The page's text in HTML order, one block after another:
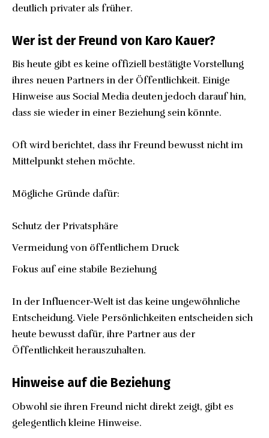
deutlich privater als früher.
Wer ist der Freund von Karo Kauer?
Bis heute gibt es keine offiziell bestätigte Vorstellung
ihres neuen Partners in der Öffentlichkeit. Einige
Hinweise aus Social Media deuten jedoch darauf hin,
dass sie wieder in einer Beziehung sein könnte.
Oft wird berichtet, dass ihr Freund bewusst nicht im
Mittelpunkt stehen möchte.
Mögliche Gründe dafür:
Schutz der Privatsphäre
Vermeidung von öffentlichem Druck
Fokus auf eine stabile Beziehung
In der Influencer-Welt ist das keine ungewöhnliche
Entscheidung. Viele Persönlichkeiten entscheiden sich
heute bewusst dafür, ihre Partner aus der
Öffentlichkeit herauszuhalten.
Hinweise auf die Beziehung
Obwohl sie ihren Freund nicht direkt zeigt, gibt es
gelegentlich kleine Hinweise.